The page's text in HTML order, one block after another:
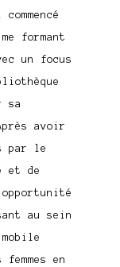
formant
un focus
sa
avoir
par le
et de
au sein
en